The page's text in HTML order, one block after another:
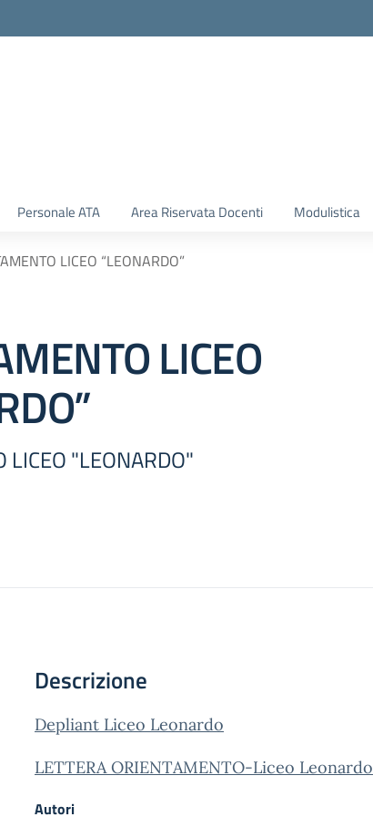
Personale ATA Area Riservata Docenti Modulistica
LICEO “LEONARDO”
LICEO
LICEO "LEONARDO"
Descrizione
Depliant Liceo Leonardo
LETTERA ORIENTAMENTO-Liceo Leonardo
Autori